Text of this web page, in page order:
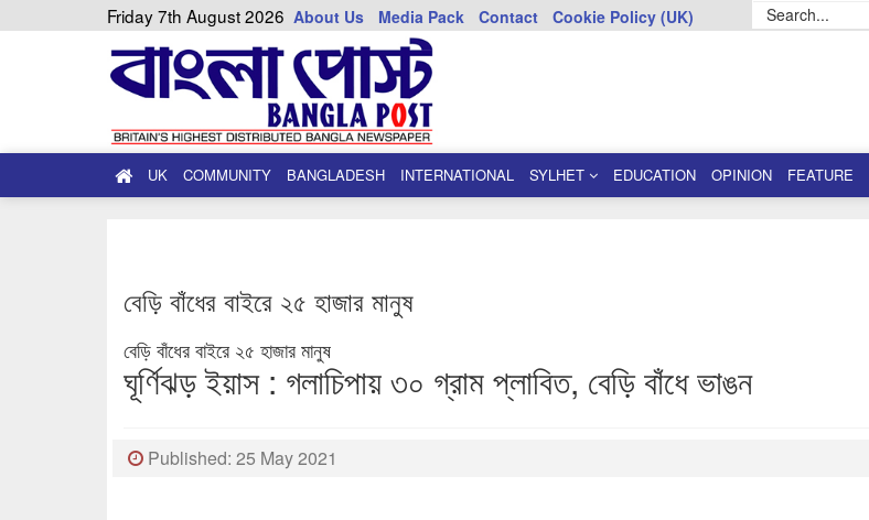
Friday 7th August 2026 About Us Media Pack Contact Cookie Policy (UK)
UK COMMUNITY BANGLADESH INTERNATIONAL SYLHET EDUCATION OPINION FEATURE
বেড়ি বাঁধের বাইরে ২৫ হাজার মানুষ
বেড়ি বাঁধের বাইরে ২৫ হাজার মানুষ
ঘূর্ণিঝড় ইয়াস : গলাচিপায় ৩০ গ্রাম প্লাবিত, বেড়ি বাঁধে ভাঙন
Published: 25 May 2021